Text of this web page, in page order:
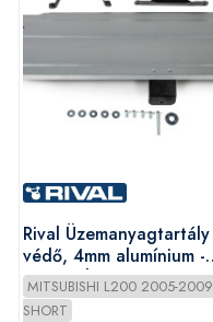
Rival Üzemanyagtartály
védő, 4mm alumínium -
Mitsubishi L200/Fiat
Fullback
MITSUBISHI L200 2005-2009
SHORT